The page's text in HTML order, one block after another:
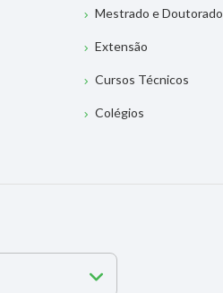
Mestrado e Doutorado
Extensão
Cursos Técnicos
Colégios